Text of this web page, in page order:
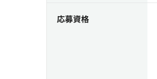
応募資格